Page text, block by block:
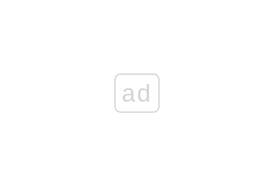
ad